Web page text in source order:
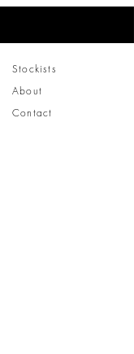
Stockists
About
Contact